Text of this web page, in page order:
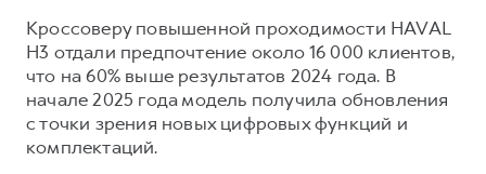
Кроссоверу повышенной проходимости HAVAL
H3 отдали предпочтение около 16 000 клиентов,
что на 60% выше результатов 2024 года. В
начале 2025 года модель получила обновления
с точки зрения новых цифровых функций и
комплектаций.